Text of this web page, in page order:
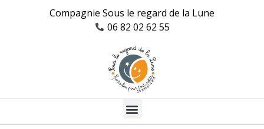
Compagnie Sous le regard de la Lune
06 82 02 62 55